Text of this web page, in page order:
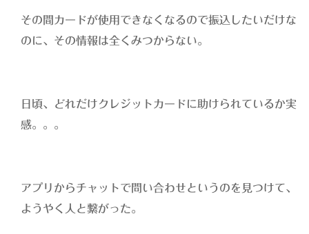
その間カードが使用できなくなるので振込したいだけな
のに、その情報は全くみつからない。
日頃、どれだけクレジットカードに助けられているか実
感。。。
アプリからチャットで問い合わせというのを見つけて、
ようやく人と繋がった。